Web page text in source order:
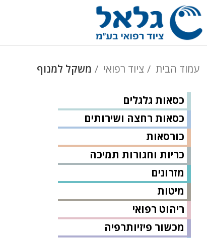
עמוד הבית ציוד רפואי משקל למנוף
כסאות גלגלים
כסאות רחצה ושירותים
כורסאות
כריות וחגורות תמיכה
מזרונים
מיטות
ריהוט רפואי
מכשור פיזיותרפיה